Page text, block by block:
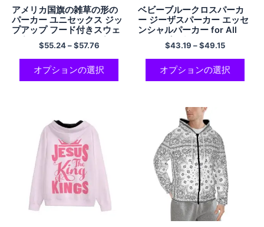
アメリカ国旗の雑草の形の
パーカー ユニセックス ジッ
プアップ フード付きスウェ
ットシャツ 100% コットン
コージー コンフォート パー
カー クール パーカー マルチ
カラー
$55.24–$57.76
オプションの選択
ベビーブルークロスパーカ
ー ジーザスパーカー エッセ
ンシャルパーカー for All
Blank パーカー JESUS THE
KINGS フード付きスウェッ
トシャツ カジュアル ポリエ
ステル ジップアップ プレッ
ピーパーカー クラシックパ
$43.19 –$49.15
オプションの選択